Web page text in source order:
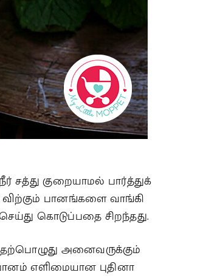
சத்து குறையாமல் பார்த்துக்
பானங்களை வாங்கி
கொடுப்பதை சிறந்தது.
அனைவருக்கும்
எளிமையான புதினா